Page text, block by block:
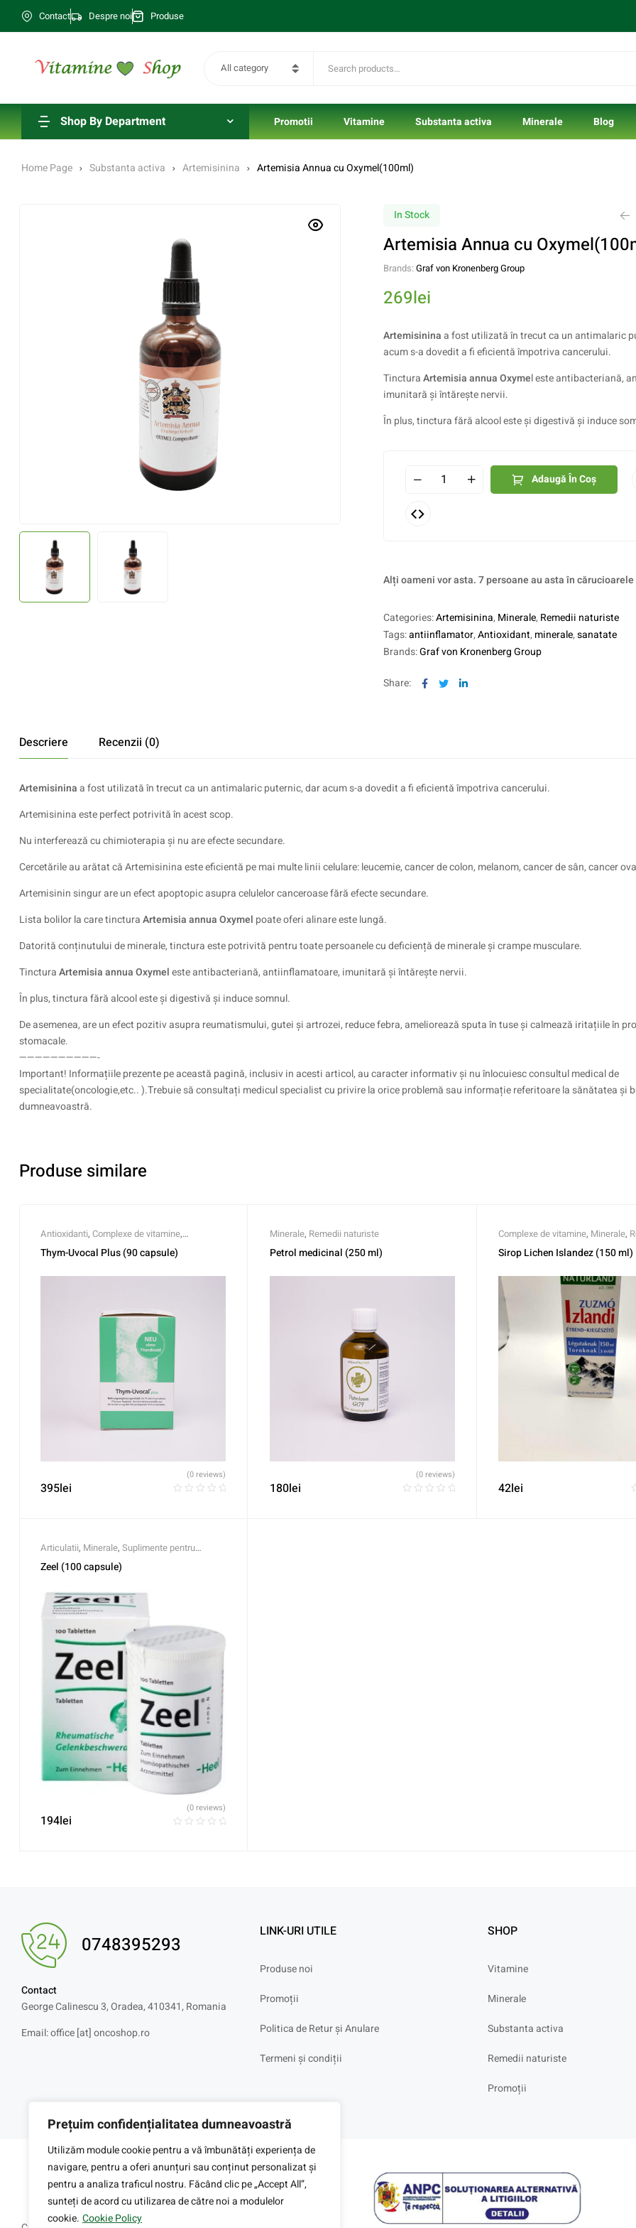
Prețuim confidențialitatea dumneavoastră
Utilizăm module cookie pentru a vă îmbunătăți experiența de
navigare, pentru a oferi anunțuri sau conținut personalizat și
pentru a analiza traficul nostru. Făcând clic pe „Accept All”,
sunteți de acord cu utilizarea de către noi a modulelor
cookie. Cookie Policy
Contact Despre noi Produse
All category
Shop By Department Promotii Vitamine Substanta activa Minerale Blog
Home Page Substanta activa Artemisinina Artemisia Annua cu Oxymel(100ml)
In Stock
Artemisia Annua cu
Brands: Graf von Kronenberg Group
269lei
Artemisininaa fost utilizată în trecut ca un antimalaric
acum s-a dovedit a fi eficientă împotriva cancerului.
TincturaArtemisia annua Oxymel este antibacteriană,
imunitară și întărește nervii.
În plus, tinctura fără alcool este și digestivă și induce
Adaugă În Coș
Alți oameni vor asta. 7 persoane au asta în
Categories:Artemisinina, Minerale, Remedii naturiste
Tags:antiinflamator,Antioxidant, minerale,sanatate
Brands:Graf von Kronenberg Group
Share: Facebook
TwitterLinkedin
Descriere Recenzii (0)
Artemisininaa fost utilizată în trecut ca un antimalaric puternic, dar acum s-a dovedit a fi eficientă împotriva cancerului.
Artemisinina este perfect potrivită în acest scop.
Nu interferează cu chimioterapia și nu are efecte secundare.
Cercetările au arătat că Artemisinina este eficientă pe mai multe linii celulare: leucemie, cancer de colon, melanom, cancer de sân, cancer
Artemisinin singur are un efect apoptopic asupra celulelor canceroase fără efecte secundare.
Lista bolilor la care tincturaArtemisia annua Oxymel poate oferi alinare este lungă.
Datorită conținutului de minerale, tinctura este potrivită pentru toate persoanele cu deficiență de minerale și crampe musculare.
TincturaArtemisia annua Oxymeleste antibacteriană, antiinflamatoare, imunitară și întărește nervii.
În plus, tinctura fără alcool este și digestivă și induce somnul.
De asemenea, are un efect pozitiv asupra reumatismului, gutei și artrozei, reduce febra, ameliorează sputa în tuse și calmează iritațiile în
stomacale.
——————————-
Important! Informațiile prezente pe această pagină, inclusiv in acesti articol, au caracter informativ și nu înlocuiesc consultul medical de
specialitate(oncologie,etc.. ).Trebuie să consultați medicul specialist cu privire la orice problemă sau informație referitoare la sănătatea și
dumneavoastră.
Produse similare
Antioxidanti, Complexe de vitamine,
Detoxifiere,Minerale
Thym-Uvocal Plus (90 capsule)
395lei
(0 reviews)
Minerale, Remedii naturiste
Petrol medicinal (250 ml)
180lei
(0 reviews)
Complexe de vitamine, Minerale,
naturiste
Sirop Lichen Islandez (150 ml)
42lei
Articulatii, Minerale, Suplimente pentru
sportivi
Zeel (100 capsule)
194lei
(0 reviews)
0748395293
Contact
George Calinescu 3, Oradea, 410341, Romania
Email: office [at] oncoshop.ro
LINK-URI UTILE
Produse noi
Promoții
Politica de Retur și Anulare
Termeni și condiții
SHOP
Vitamine
Minerale
Substanta activa
Remedii naturiste
Promoții